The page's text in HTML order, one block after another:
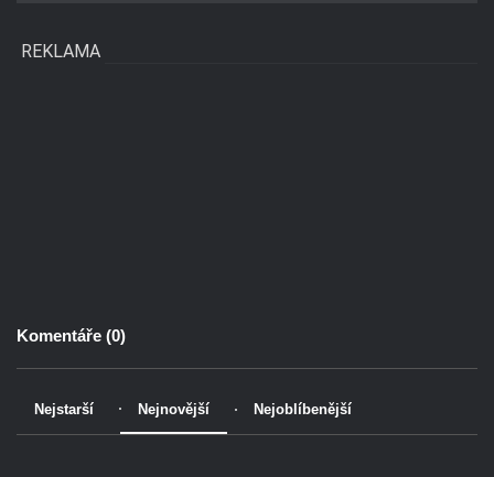
REKLAMA
Komentáře (0)
Nejstarší Nejnovější Nejoblíbenější